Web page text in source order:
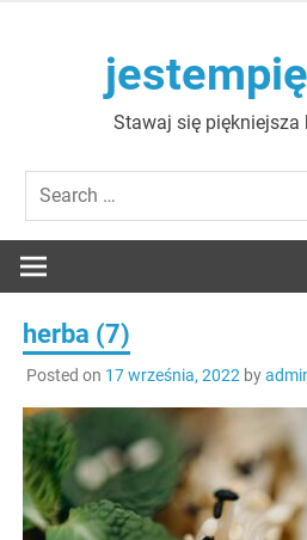
Stawaj się piękniejsza
herba (7)
Posted on 17 września, 2022by